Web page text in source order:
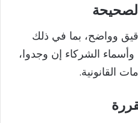
الصحيحة
وواضح، بما في ذلك
وأسماء الشركاء إن وجدوا،
القانونية.